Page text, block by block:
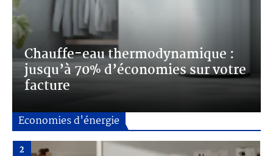
Chauffe-eau thermodynamique :
jusqu’à 70% d’économies sur votre
facture
Economies d'énergie
Chauffe-eau connectés : quels systèmes pour
économiser l’énergie ?
2